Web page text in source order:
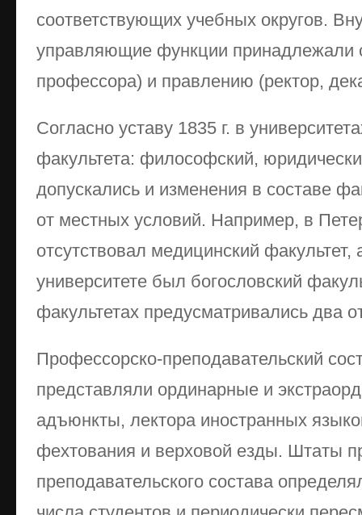
соответствующих учебных округов.
управляющие функции принадлежали
профессора) и правлению (ректор,
Согласно уставу 1835 г. в
факультета: философский,
допускались и изменения в составе
от местных условий. Например, в
отсутствовал медицинский факультет,
университете был богословский
факультетах предусматривались два
Профессорско-преподавательский
представляли ординарные и
адъюнкты, лектора иностранных
фехтования и верховой езды. Штаты
преподавательского состава